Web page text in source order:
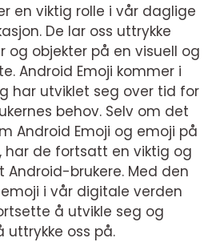
en viktig rolle i vår daglige
De lar oss uttrykke
og objekter på en visuell og
Android Emoji kommer i
har utviklet seg over tid for
behov. Selv om det
Android Emoji og emoji på
de fortsatt en viktig og
brukere. Med den
i vår digitale verden
å utvikle seg og
uttrykke oss på.